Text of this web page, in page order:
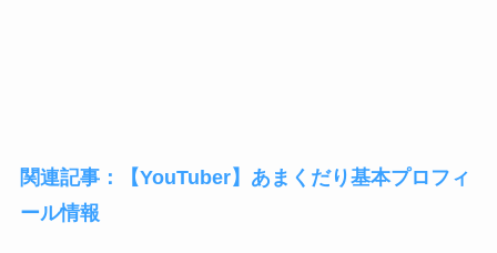
関連記事：【YouTuber】あまくだり基本プロフィ
ール情報